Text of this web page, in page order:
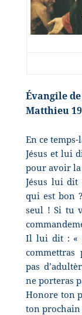
Évangile
Matthieu
En ce
Jésus et lui
pour avoir la
Jésus lui dit
qui est bon
seul ! Si tu
Il lui dit : «
commettras
pas
ne porteras
Honore ton
ton prochain